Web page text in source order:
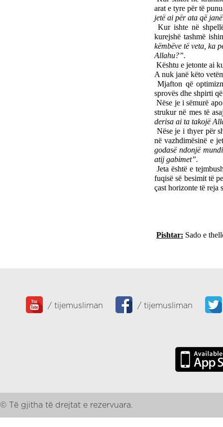
arat e tyre për të
jetë ai për ata që
Kur ishte në
kurejshë tashmë
këmbëve të veta, ka
Allahu?”.
Kështu e jetonte ai
A nuk janë këto
Mjafton që
sprovës dhe shpirti
Nëse je i sëmurë
strukur në mes të
derisa ai ta takojë
Nëse je i thyer për
në vazhdimësinë e
godasë ndonjë
atij gabimet”.
Jeta është e
fuqisë së besimit të
çast horizonte të reja
Pishtar: Sado e
/ tijemusliman / tijemusliman
© Të gjitha të drejtat e rezervuara.